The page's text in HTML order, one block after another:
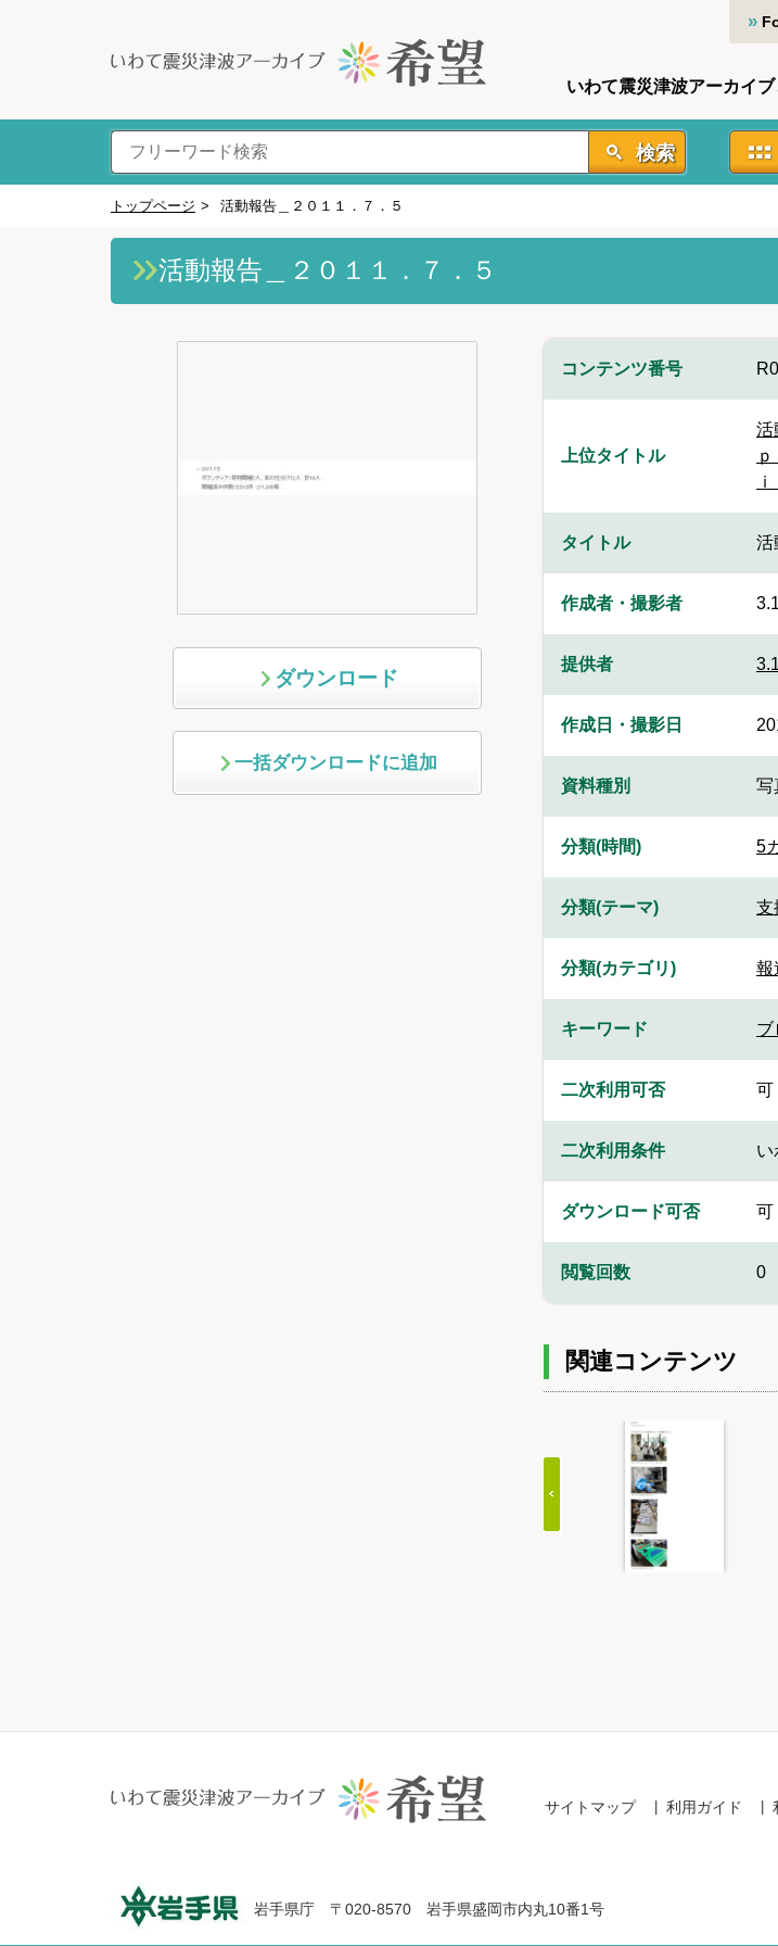
いわて震災津波アーカイブ
検索
トップページ > 活動報告＿２０１１．７．５
活動報告＿２０１１．７．５
ダウンロード
一括ダウンロードに追加
コンテンツ番号
上位タイトル
活
タイトル 活
作成者・撮影者
提供者
作成日・撮影日
資料種別 写
分類(時間) 5
分類(テーマ) 支
分類(カテゴリ) 報
キーワード ブ
二次利用可否 可
二次利用条件 い
ダウンロード可否 可
閲覧回数 0
関連コンテンツ
サイトマップ 利用ガイド
岩手県庁 〒020-8570 岩手県盛岡市内丸10番1号